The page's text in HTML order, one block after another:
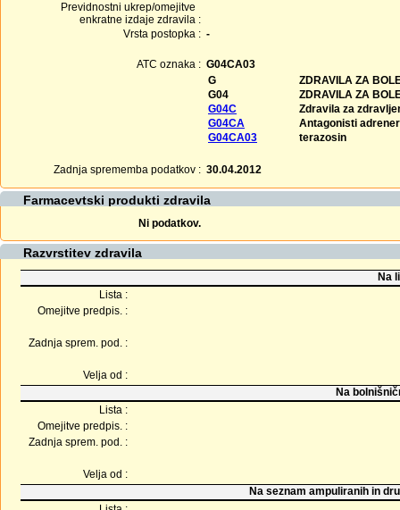
Previdnostni ukrep/omejitve
enkratne izdaje zdravila :
Vrsta postopka : -
ATC oznaka : G04CA03
G
ZDRAVILA ZA
G04
ZDRAVILA ZA
G04C
Zdravila za
G04CA
Antagonisti
G04CA03
terazosin
Zadnja sprememba podatkov : 30.04.2012
Farmacevtski produkti zdravila
Ni podatkov.
Razvrstitev zdravila
Na
Lista :
Omejitve predpis. :
Zadnja sprem. pod. :
Velja od :
Na
Lista :
Omejitve predpis. :
Zadnja sprem. pod. :
Velja od :
Na seznam ampuliranih in